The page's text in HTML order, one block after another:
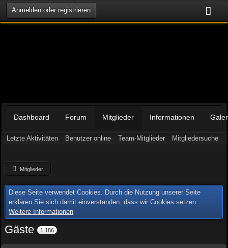
Anmelden oder registrieren
Dashboard Forum Mitglieder Informationen
Letzte Aktivitäten Benutzer online Team-Mitglieder Mitgliedersuche
Mitglieder
Diese Seite verwendet Cookies. Durch die Nutzung unserer Seite
erklären Sie sich damit einverstanden, dass wir Cookies setzen.
Weitere Informationen
Gäste 1.186